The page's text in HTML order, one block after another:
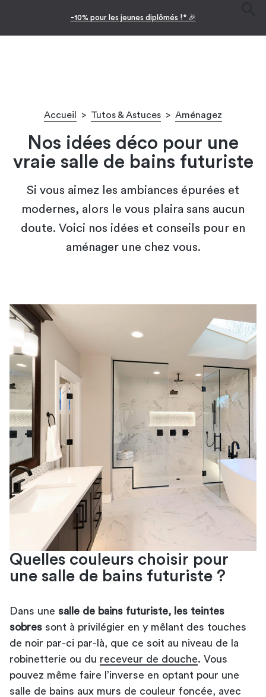
Facilitez vos achats avec le paiement en 10x
Accueil > Tutos & Astuces > Aménagez
Nos idées déco pour une
vraie salle de bains futuriste
Si vous aimez les ambiances épurées et
modernes, alors le vous plaira sans aucun
doute. Voici nos idées et conseils pour en
aménager une chez vous.
Quelles couleurs choisir pour
une salle de bains futuriste ?
Dans une salle de bains futuriste, les teintes
sobres sont à privilégier en y mêlant des touches
de noir par-ci par-là, que ce soit au niveau de la
robinetterie ou du receveur de douche. Vous
pouvez même faire l’inverse en optant pour une
salle de bains aux murs de couleur foncée, avec